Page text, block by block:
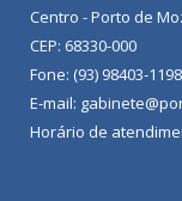
Centro - Porto de
CEP: 68330-000
Fone: (93) 98403-1198
E-mail:
Horário de